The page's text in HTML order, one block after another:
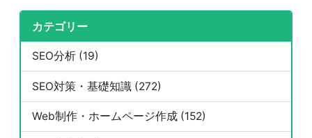
カテゴリー
SEO分析 (19)
SEO対策・基礎知識 (272)
Web制作・ホームページ作成 (152)